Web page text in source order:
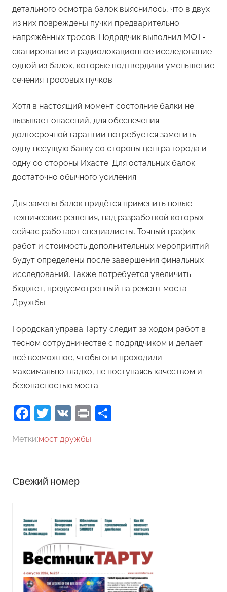
детального осмотра балок выяснилось, что в двух
из них повреждены пучки предварительно
напряжённых тросов. Подрядчик выполнил МФТ-
сканирование и радиолокационное исследование
одной из балок, которые подтвердили уменьшение
сечения тросовых пучков.
Хотя в настоящий момент состояние балки не
вызывает опасений, для обеспечения
долгосрочной гарантии потребуется заменить
одну несущую балку со стороны центра города и
одну со стороны Ихасте. Для остальных балок
достаточно обычного усиления.
Для замены балок придётся применить новые
технические решения, над разработкой которых
сейчас работают специалисты. Точный график
работ и стоимость дополнительных мероприятий
будут определены после завершения финальных
исследований. Также потребуется увеличить
бюджет, предусмотренный на ремонт моста
Дружбы.
Городская управа Тарту следит за ходом работ в
тесном сотрудничестве с подрядчиком и делает
всё возможное, чтобы они проходили
максимально гладко, не поступаясь качеством и
безопасностью моста.
Facebook
Twitter
VK Print
Метки:мост дружбы
Свежий номер